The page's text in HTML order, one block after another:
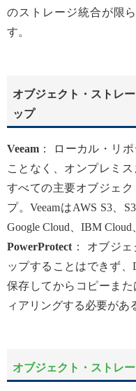
のストレージ統合が限
す。
オブジェクト・ストレ
ップ
Veeam ： ローカル・リ
ことなく、オンプレミ
すべての主要オブジェ
プ。VeeamはAWS S3、
Google Cloud、IBM Cloud
PowerProtect ： オブジ
ップすることはできず、
保存してからコピーま
ィアリングする必要があ
オブジェクト・ストレ